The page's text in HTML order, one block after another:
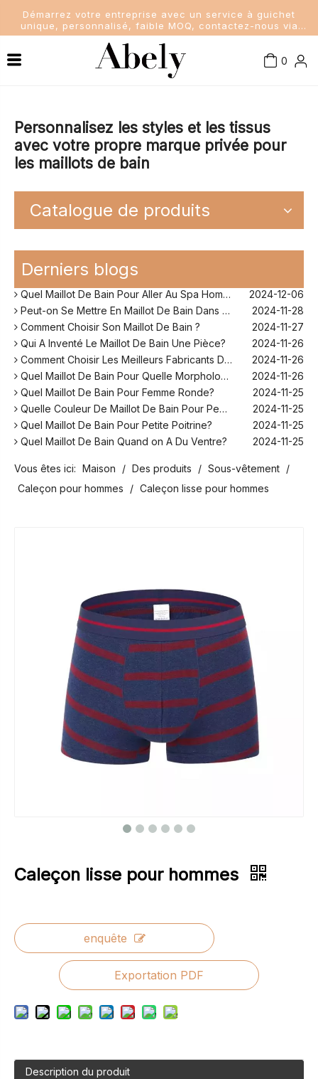
Démarrez votre entreprise avec un service à guichet
unique, personnalisé, faible MOQ, contactez-nous via
sales@abelyfashion.com
0
Maillots de bain femme
Maillots de bain pour hommes
Maillots de bain pour enfants
Dame Soutien-Gorge et Culottes
Connaissance de l'industrie
Nouvelles de la société
Nouvelles de l'industrie
Personnalisez les styles et les tissus
avec votre propre marque privée pour
les maillots de bain
Catalogue de produits
Derniers blogs
Sans Retouche Rihanna Maillot De Bain ?
Quel Maillot De Bain Pour Aller Au Spa Homme ?
2024-12-06
Peut-on Se Mettre En Maillot De Bain Dans Son Jardin ?
2024-11-28
Comment Choisir Son Maillot De Bain ?
2024-11-27
Qui A Inventé Le Maillot De Bain Une Pièce?
2024-11-26
Comment Choisir Les Meilleurs Fabricants De Maillots De Bain Pour Votre Marque ?
2024-11-26
Quel Maillot De Bain Pour Quelle Morphologie?
2024-11-26
Quel Maillot De Bain Pour Femme Ronde?
2024-11-25
Quelle Couleur De Maillot De Bain Pour Peau Blanche?
2024-11-25
Quel Maillot De Bain Pour Petite Poitrine?
2024-11-25
Quel Maillot De Bain Quand on A Du Ventre?
2024-11-25
Sans Retouche Rihanna Maillot De Bain ?
2024-12-06
Quel Maillot De Bain Pour Aller Au Spa Homme ?
2024-12-06
Quelle Couleur De Maillot De Bain Pour Peau Blanche?
Vous êtes ici: Maison / Des produits / Sous-vêtement /
Caleçon pour hommes
/ Caleçon lisse pour hommes
Caleçon lisse pour hommes
enquête
Exportation PDF
Description du produit